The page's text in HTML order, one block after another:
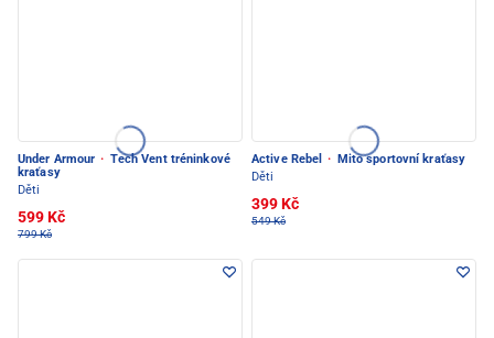
Under Armour · Tech Vent tréninkové
kraťasy
Děti
599 Kč
799 Kč
Active Rebel ·
Mito sportovní kraťasy
Děti
399 Kč
549 Kč